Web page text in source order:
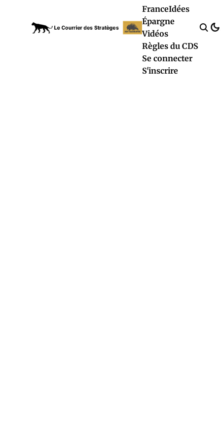
FranceIdées
Épargne
Vidéos
Règles du CDS
Se connecter
S'inscrire